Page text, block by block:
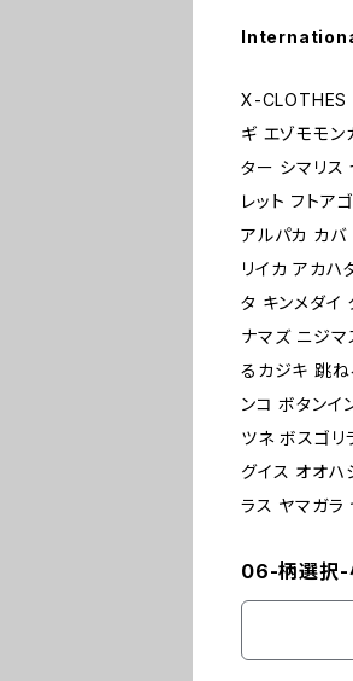
X-CLOTHES
ギ エゾモモン
ター シマリス
レット フトア
アルパカ カバ
リイカ アカハ
タ キンメダイ
ナマズ ニジマ
るカジキ 跳ね
ンコ ボタン
ツネ ボスゴ
グイス オオハ
ラス ヤマガ
06-柄選択-